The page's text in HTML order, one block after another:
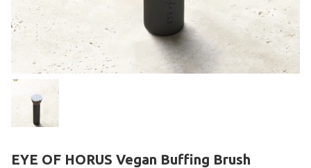
EYE OF HORUS Vegan Buffing Brush